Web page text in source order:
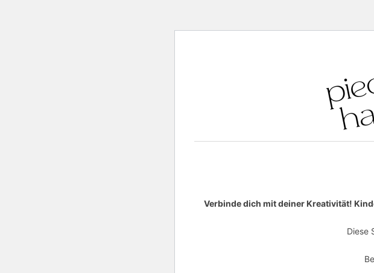
Verbinde dich mit deiner Kreativität!
Diese